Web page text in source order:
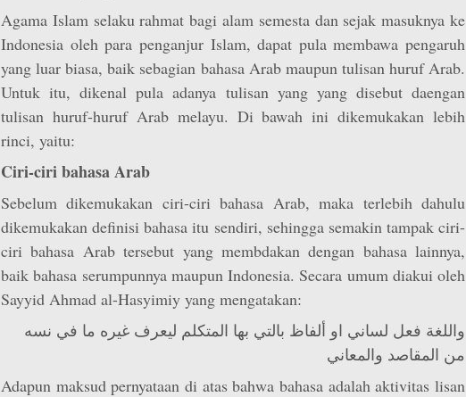
Agama Islam selaku rahmat bagi alam semesta dan sejak masuknya ke
Indonesia oleh para penganjur Islam, dapat pula membawa pengaruh
yang luar biasa, baik sebagian bahasa Arab maupun tulisan huruf Arab.
Untuk itu, dikenal pula adanya tulisan yang yang disebut daengan
tulisan huruf-huruf Arab melayu. Di bawah ini dikemukakan lebih
rinci, yaitu:
Ciri-ciri bahasa Arab
Sebelum dikemukakan ciri-ciri bahasa Arab, maka terlebih dahulu
dikemukakan definisi bahasa itu sendiri, sehingga semakin tampak ciri-
ciri bahasa Arab tersebut yang membdakan dengan bahasa lainnya,
baik bahasa serumpunnya maupun Indonesia. Secara umum diakui oleh
Sayyid Ahmad al-Hasyimiy yang mengatakan:
واللغة فعل لساني او ألفاظ بالتي بها المتكلم ليعرف غيره ما في نسه
من المقاصد والمعاني
Adapun maksud pernyataan di atas bahwa bahasa adalah aktivitas lisan